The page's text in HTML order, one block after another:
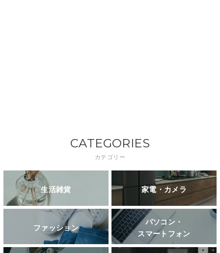
CATEGORIES
カテゴリー
生活雑貨 家電・カメラ
ファッション
パソコン・
スマートフォン